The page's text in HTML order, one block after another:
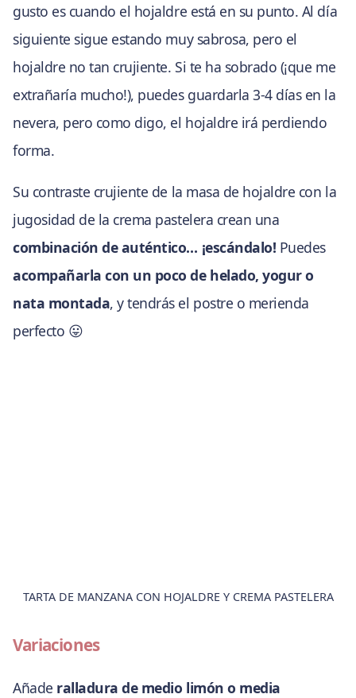
gusto es cuando el hojaldre está en su punto. Al día
siguiente sigue estando muy sabrosa, pero el
hojaldre no tan crujiente. Si te ha sobrado (¡que me
extrañaría mucho!), puedes guardarla 3-4 días en la
nevera, pero como digo, el hojaldre irá perdiendo
forma.
Su contraste crujiente de la masa de hojaldre con la
jugosidad de la crema pastelera crean una
combinación de auténtico… ¡escándalo! Puedes
acompañarla con un poco de helado, yogur o
nata montada, y tendrás el postre o merienda
perfecto 😛
TARTA DE MANZANA CON HOJALDRE Y CREMA PASTELERA
Variaciones
Añade ralladura de medio limón o media